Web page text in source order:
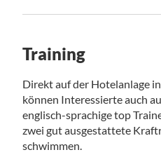
Training
Direkt auf der Hotelanlage
können Interessierte auch
englisch-sprachige top
zwei gut ausgestattete
schwimmen.